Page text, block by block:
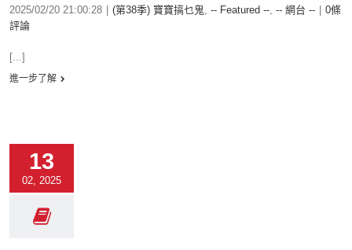
2025/02/20 21:00:28 (第38季) 寶寶搞乜鬼, -- Featured --, -- 網台 --
0條
評論
[...]
進一步了解
13
02, 2025